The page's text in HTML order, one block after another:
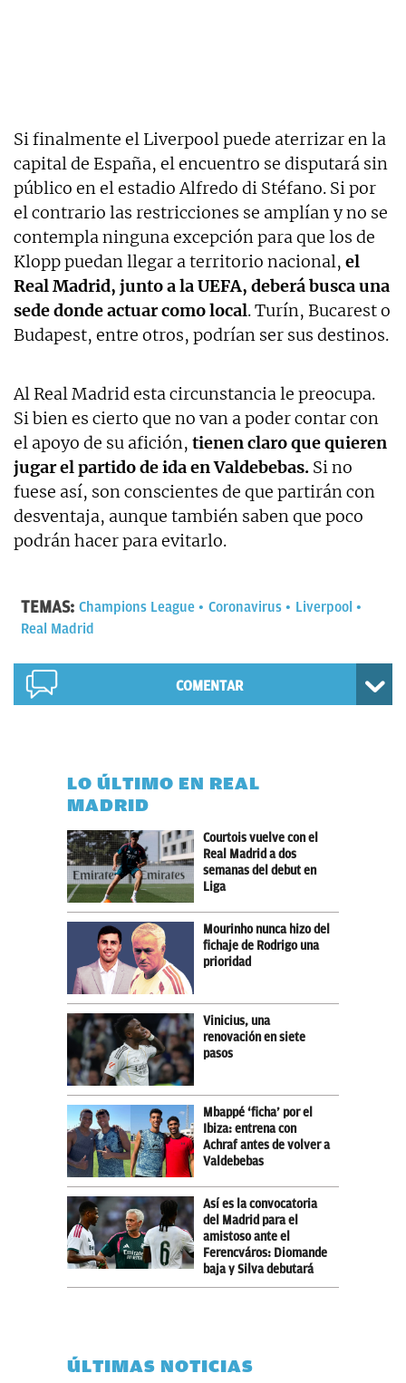
Si finalmente el Liverpool puede aterrizar en la
capital de España, el encuentro se disputará sin
público en el estadio Alfredo di Stéfano. Si por
el contrario las restricciones se amplían y no se
contempla ninguna excepción para que los de
Klopp puedan llegar a territorio nacional, el
Real Madrid, junto a la UEFA, deberá busca una
sede donde actuar como local. Turín, Bucarest o
Budapest, entre otros, podrían ser sus destinos.
Al Real Madrid esta circunstancia le preocupa.
Si bien es cierto que no van a poder contar con
el apoyo de su afición, tienen claro que quieren
jugar el partido de ida en Valdebebas. Si no
fuese así, son conscientes de que partirán con
desventaja, aunque también saben que poco
podrán hacer para evitarlo.
TEMAS: Champions League Coronavirus
Liverpool
Real Madrid
COMENTAR
LO ÚLTIMO EN REAL
MADRID
Courtois vuelve con el
Real Madrid a dos
semanas del debut en
Liga
Mourinho nunca hizo del
fichaje de Rodrigo una
prioridad
Vinicius, una
renovación en siete
pasos
Mbappé ‘ficha’ por el
Ibiza: entrena con
Achraf antes de volver a
Valdebebas
Así es la convocatoria
del Madrid para el
amistoso ante el
Ferencváros: Diomande
baja y Silva debutará
ÚLTIMAS NOTICIAS